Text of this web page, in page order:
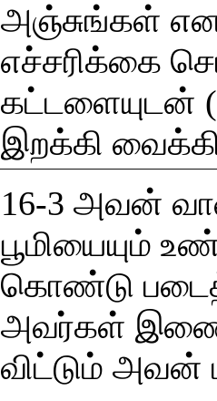
அஞ்சுங்கள்
எச்சரிக்கை
கட்டளையுடன்
இறக்கி
16-3 அவன்
பூமியையும்
கொண்டு
அவர்கள்
விட்டும் அவன்